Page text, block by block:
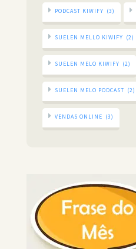
PODCAST KIWIFY (3)
SUELEN MELLO KIWIFY (2)
SUELEN MELO KIWIFY (2)
SUELEN MELO PODCAST (2)
VENDAS ONLINE (3)